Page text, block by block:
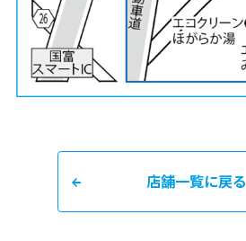
店舗一覧に戻る